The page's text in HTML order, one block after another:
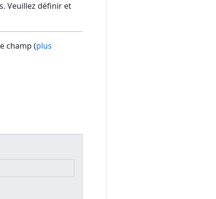
Veuillez définir et
champ (plus